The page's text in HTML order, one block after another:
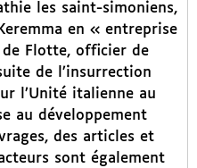
les saint-simoniens,
en « entreprise
Flotte, officier de
de l’insurrection
l’Unité italienne au
au développement
des articles et
sont également